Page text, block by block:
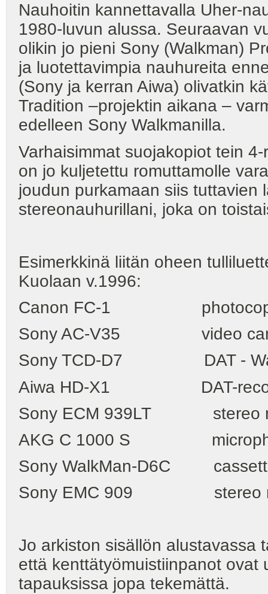
Nauhoitin kannettavalla Uher-
1980-luvun alussa. Seuraavan
olikin jo pieni Sony (Walkman)
ja luotettavimpia nauhureita
(Sony ja kerran Aiwa) olivatkin
Tradition –projektin aikana –
edelleen Sony Walkmanilla.
Varhaisimmat suojakopiot tein
on jo kuljetettu romuttamolle
joudun purkamaan siis tuttavien
stereonauhurillani, joka on
Esimerkkinä liitän oheen
Kuolaan v.1996:
Canon FC-1 photocopy
Sony AC-V35
Sony TCD-D7 DAT -
Aiwa HD-X1 DAT-
Sony ECM 939LT stereo
AKG C 1000 S
Sony WalkMan-D6C
Sony EMC 909 stereo
Jo arkiston sisällön alustavassa
että kenttätyömuistiinpanot ovat
tapauksissa jopa tekemättä.